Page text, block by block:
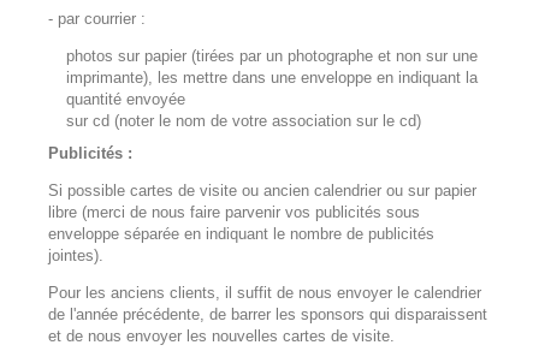
- par courrier :
photos sur papier (tirées par un photographe et non sur une
imprimante), les mettre dans une enveloppe en indiquant la
quantité envoyée
sur cd (noter le nom de votre association sur le cd)
Publicités :
Si possible cartes de visite ou ancien calendrier ou sur papier
libre (merci de nous faire parvenir vos publicités sous
enveloppe séparée en indiquant le nombre de publicités
jointes).
Pour les anciens clients, il suffit de nous envoyer le calendrier
de l'année précédente, de barrer les sponsors qui disparaissent
et de nous envoyer les nouvelles cartes de visite.